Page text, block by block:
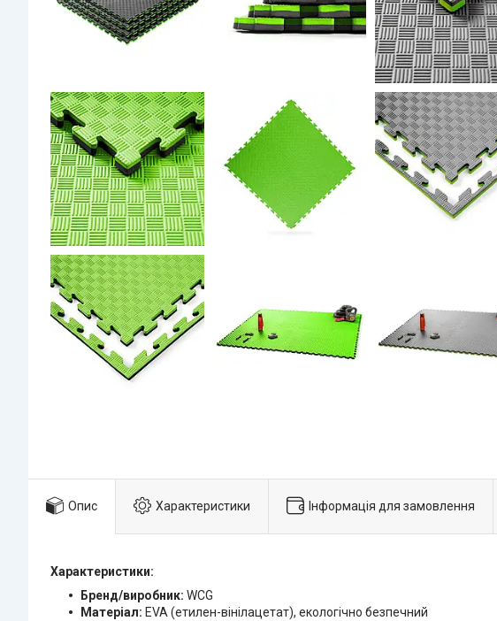
Опис Характеристики Інформація для замовлення
Характеристики:
Бренд/виробник: WCG
Матеріал: EVA (етилен-вінілацетат), екологічно безпечний